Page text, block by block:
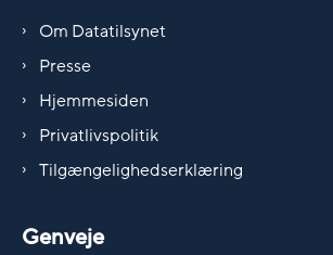
Om Datatilsynet
Presse
Hjemmesiden
Privatlivspolitik
Tilgængelighedserklæring
Genveje